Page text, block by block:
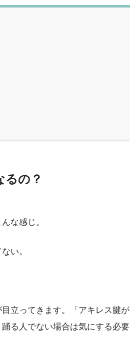
るの？
な感じ。
い。
立ってきます。「アキレス腱が
る人でない場合は気にする必要